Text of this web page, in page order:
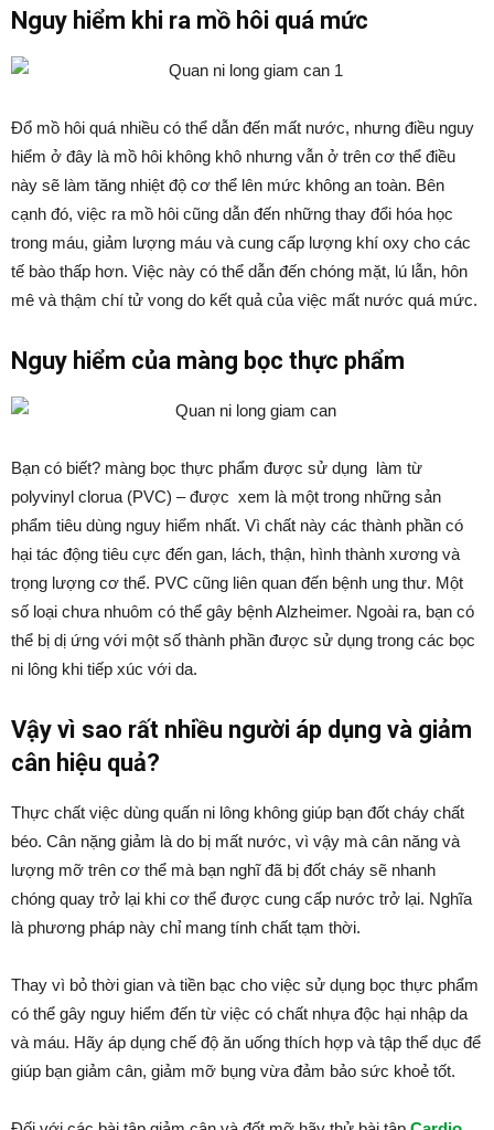
Nguy hiểm khi ra mồ hôi quá mức
Đổ mồ hôi quá nhiều có thể dẫn đến mất nước, nhưng điều nguy
hiểm ở đây là mồ hôi không khô nhưng vẫn ở trên cơ thể điều
này sẽ làm tăng nhiệt độ cơ thể lên mức không an toàn. Bên
cạnh đó, việc ra mồ hôi cũng dẫn đến những thay đổi hóa học
trong máu, giảm lượng máu và cung cấp lượng khí oxy cho các
tế bào thấp hơn. Việc này có thể dẫn đến chóng mặt, lú lẫn, hôn
mê và thậm chí tử vong do kết quả của việc mất nước quá mức.
Nguy hiểm của màng bọc thực phẩm
Bạn có biết? màng bọc thực phẩm được sử dụng làm từ
polyvinyl clorua (PVC) – được xem là một trong những sản
phẩm tiêu dùng nguy hiểm nhất. Vì chất này các thành phần có
hại tác động tiêu cực đến gan, lách, thận, hình thành xương và
trọng lượng cơ thể. PVC cũng liên quan đến bệnh ung thư. Một
số loại chưa nhuôm có thể gây bệnh Alzheimer. Ngoài ra, bạn có
thể bị dị ứng với một số thành phần được sử dụng trong các bọc
ni lông khi tiếp xúc với da.
Vậy vì sao rất nhiều người áp dụng và giảm
cân hiệu quả?
Thực chất việc dùng quấn ni lông không giúp bạn đốt cháy chất
béo. Cân nặng giảm là do bị mất nước, vì vậy mà cân năng và
lượng mỡ trên cơ thể mà bạn nghĩ đã bị đốt cháy sẽ nhanh
chóng quay trở lại khi cơ thể được cung cấp nước trở lại. Nghĩa
là phương pháp này chỉ mang tính chất tạm thời.
Thay vì bỏ thời gian và tiền bạc cho việc sử dụng bọc thực phẩm
có thể gây nguy hiểm đến từ việc có chất nhựa độc hại nhập da
và máu. Hãy áp dụng chế độ ăn uống thích hợp và tập thể dục để
giúp bạn giảm cân, giảm mỡ bụng vừa đảm bảo sức khoẻ tốt.